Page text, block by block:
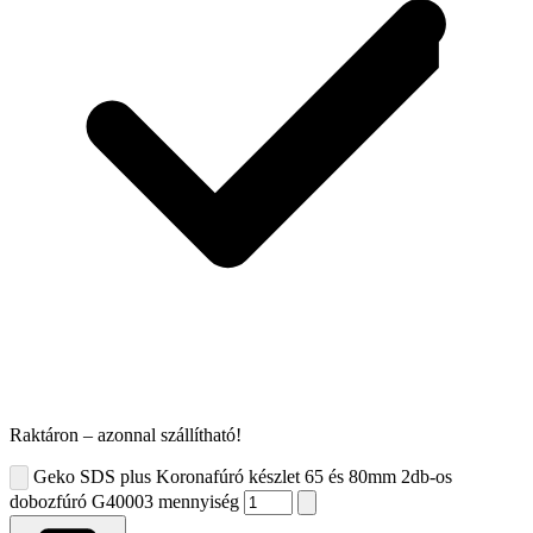
Raktáron – azonnal szállítható!
Geko SDS plus Koronafúró készlet 65 és 80mm 2db-os
dobozfúró G40003 mennyiség